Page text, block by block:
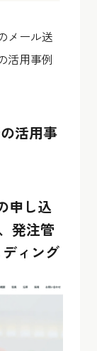
メール送
活用事例
活用事
申し込
発注管
ィング